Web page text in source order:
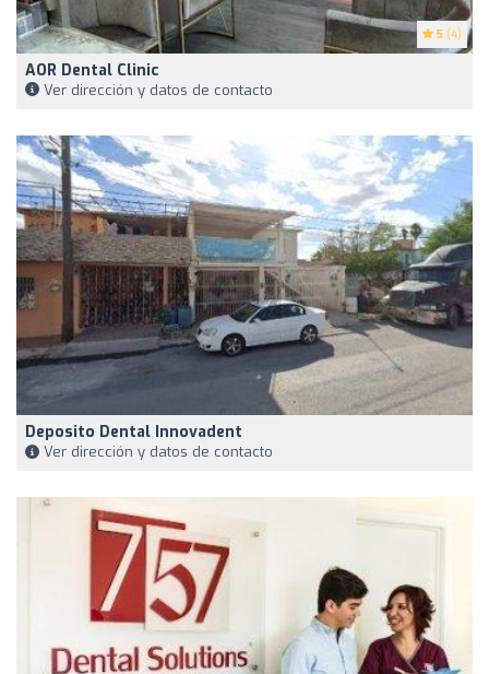
5 (4)
AOR Dental Clinic
Ver dirección y datos de contacto
Deposito Dental Innovadent
Ver dirección y datos de contacto